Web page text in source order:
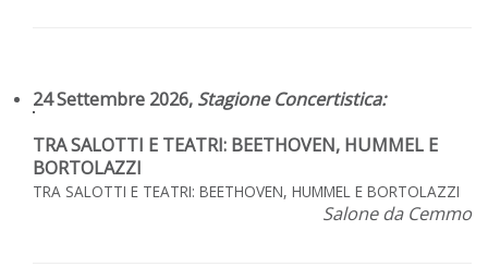
24 Settembre 2026, Stagione Concertistica:
TRA SALOTTI E TEATRI: BEETHOVEN, HUMMEL E
BORTOLAZZI
TRA SALOTTI E TEATRI: BEETHOVEN, HUMMEL E BORTOLAZZI
Salone da Cemmo